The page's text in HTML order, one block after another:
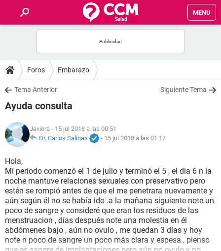
MENU
FOROS
SALUD
FAMILIA
NUTRICIÓN
BIENESTAR
SEXUALIDAD
GLOSARIO
Foros Embarazo
Tema Anterior Siguiente Tema
Ayuda consulta
Javiera - 15 jul 2018 a las 00:51
Dr. Carlos Salinas
- 15 jul 2018 a las 01:17
Hola,
Mi periodo comenzó el 1 de julio y terminó el 5 , el dia 6 n la
noche mantuve relaciones sexuales con preservativo pero
estén se rompió antes de que el me penetrara nuevamente y
aún según él no se había ido .a la mañana siguiente note un
poco de sangre y consideré que eran los residuos de las
menstruacion , días después note una molestia en él
abdómenes bajo , aún no ovulo , me quedan 3 días y hoy
note n poco de sangre un poco más clara y espesa , pienso